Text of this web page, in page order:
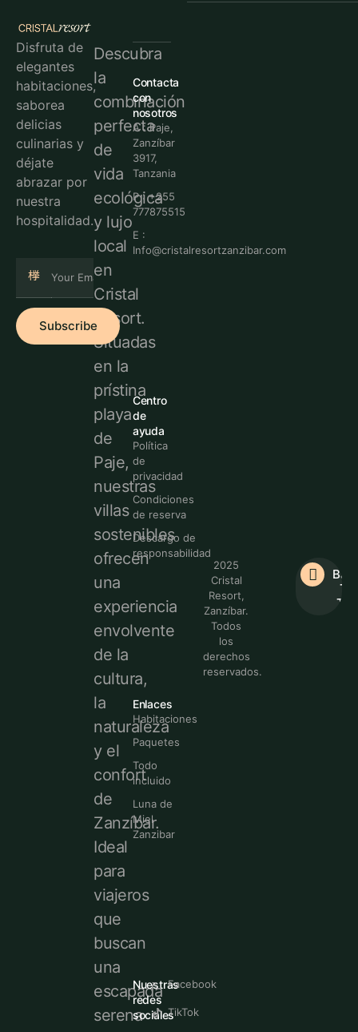
Disfruta de
elegantes
habitaciones,
saborea
delicias
culinarias y
déjate
abrazar por
nuestra
hospitalidad.
Subscribe
Descubra
la
combinación
perfecta
de
vida
ecológica
y lujo
local
en
Cristal
Resort.
Situadas
en la
prístina
playa
de
Paje,
nuestras
villas
sostenibles
ofrecen
una
experiencia
envolvente
de la
cultura,
la
naturaleza
y el
confort
de
Zanzíbar.
Ideal
para
viajeros
que
buscan
una
escapada
serena
Contacta
con
nosotros
A : Paje,
Zanzíbar
3917,
Tanzania
P : +255
777875515
E :
Info@cristalresortzanzibar.com
Centro
de
ayuda
Política
de
privacidad
Condiciones
de reserva
Descargo de
responsabilidad
Enlaces
Habitaciones
Paquetes
Todo
incluido
Luna de
Miel
Zanzibar
Nuestras
redes
sociales
Facebook
TikTok
2025
Cristal
Resort,
Zanzíbar.
Todos
los
derechos
reservados.
To
Top